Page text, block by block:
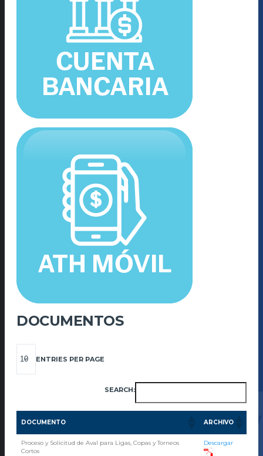
DOCUMENTOS
ENTRIES PER PAGE
SEARCH:
DOCUMENTO ARCHIVO
Proceso y Solicitud de Aval para Ligas, Copas y Torneos
Cortos
Descargar